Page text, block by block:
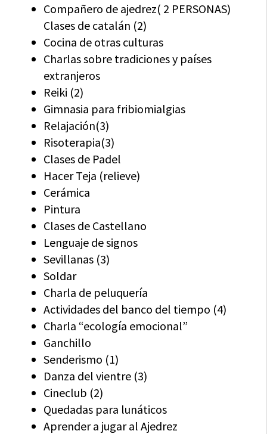
Compañero de ajedrez( 2 PERSONAS)
Clases de catalán (2)
Cocina de otras culturas
Charlas sobre tradiciones y países
extranjeros
Reiki (2)
Gimnasia para fribiomialgias
Relajación(3)
Risoterapia(3)
Clases de Padel
Hacer Teja (relieve)
Cerámica
Pintura
Clases de Castellano
Lenguaje de signos
Sevillanas (3)
Soldar
Charla de peluquería
Actividades del banco del tiempo (4)
Charla “ecología emocional”
Ganchillo
Senderismo (1)
Danza del vientre (3)
Cineclub (2)
Quedadas para lunáticos
Aprender a jugar al Ajedrez